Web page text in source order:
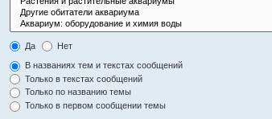
Да Нет
В названиях тем и текстах сообщений
Только в текстах сообщений
Только по названию темы
Только в первом сообщении темы